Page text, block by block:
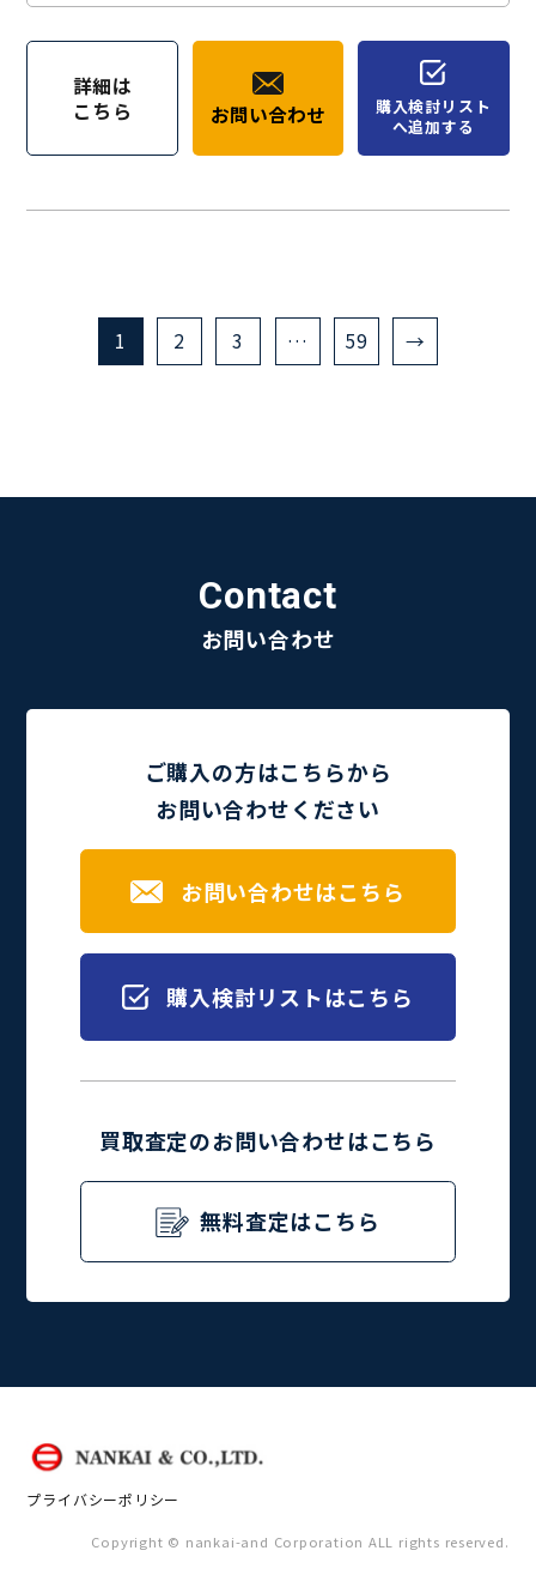
詳細は
こちら
お問い合わせ
購入検討リスト
へ追加する
1 2 3 … 59 →
Contact
お問い合わせ
ご購入の方はこちらから
お問い合わせください
お問い合わせはこちら
購入検討リストはこちら
買取査定のお問い合わせはこちら
無料査定はこちら
プライバシーポリシー
Copyright © nankai-and Corporation ALL rights reserved.